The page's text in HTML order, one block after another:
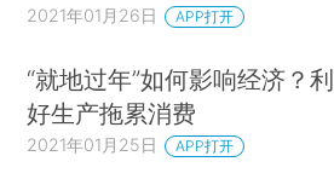
2021年01月26日 APP打开
“就地过年”如何影响经济？利
好生产拖累消费
2021年01月25日 APP打开